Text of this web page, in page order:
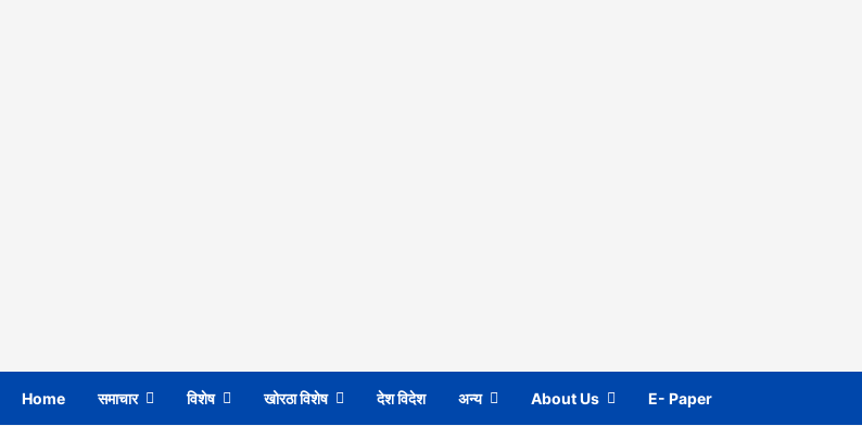
Home समाचार विशेष खोरठा विशेष देश विदेश अन्य About Us E- Paper